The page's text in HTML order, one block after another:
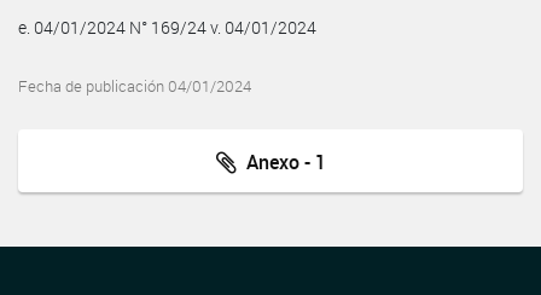
e. 04/01/2024 N° 169/24 v. 04/01/2024
Fecha de publicación 04/01/2024
Anexo - 1